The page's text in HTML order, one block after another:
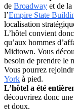
de Broadway et de
l’Empire State
localisation
L’hôtel convient
qu’aux hommes
Midtown. Vous
besoin de prendre le
Vous pourrez
York à pied.
L’hôtel a été
découvrirez donc
et doux.